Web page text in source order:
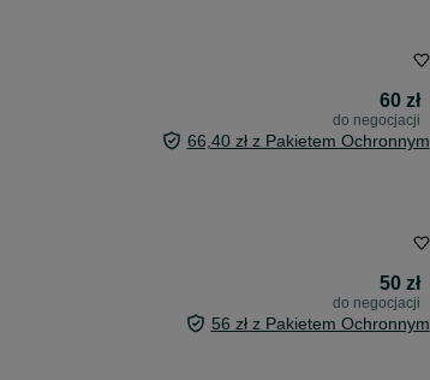
60 zł
do negocjacji
66,40 zł z Pakietem Ochronnym
50 zł
do negocjacji
56 zł z Pakietem Ochronnym